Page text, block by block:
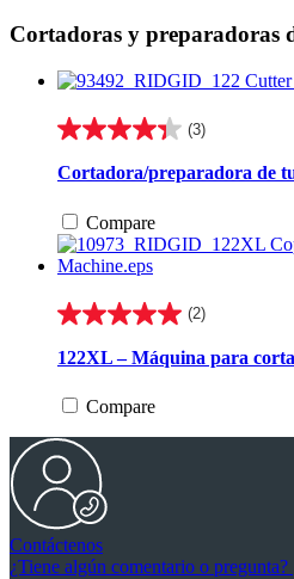
Cortadoras y preparadoras
(3)
4.3
5
3
reseñas
Cortadora/preparadora de
Compare
(2)
5.0
5
2
122XL – Máquina para
Compare
Contáctenos
¿Tiene algún comentario o pregunta?